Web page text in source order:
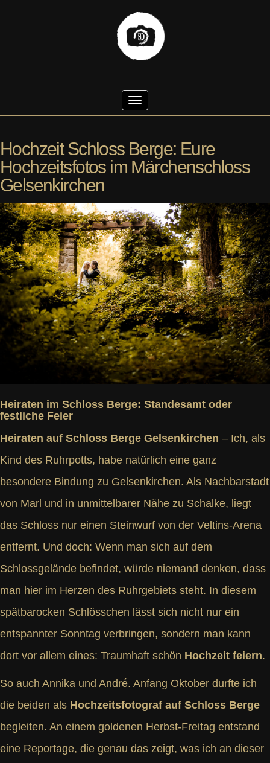
content
Toggle Navigation
Hochzeit Schloss Berge: Eure
Hochzeitsfotos im Märchenschloss
Gelsenkirchen
Heiraten im Schloss Berge: Standesamt oder
festliche Feier
Heiraten auf Schloss Berge Gelsenkirchen – Ich, als
Kind des Ruhrpotts, habe natürlich eine ganz
besondere Bindung zu Gelsenkirchen. Als Nachbarstadt
von Marl und in unmittelbarer Nähe zu Schalke, liegt
das Schloss nur einen Steinwurf von der Veltins-Arena
entfernt. Und doch: Wenn man sich auf dem
Schlossgelände befindet, würde niemand denken, dass
man hier im Herzen des Ruhrgebiets steht. In diesem
spätbarocken Schlösschen lässt sich nicht nur ein
entspannter Sonntag verbringen, sondern man kann
dort vor allem eines: Traumhaft schön Hochzeit feiern.
So auch Annika und André. Anfang Oktober durfte ich
die beiden als Hochzeitsfotograf auf Schloss Berge
begleiten. An einem goldenen Herbst-Freitag entstand
eine Reportage, die genau das zeigt, was ich an dieser